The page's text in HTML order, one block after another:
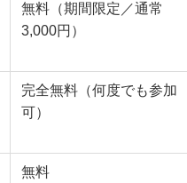
無料（期間限定／通常
3,000円）
完全無料（何度でも参加
可）
無料